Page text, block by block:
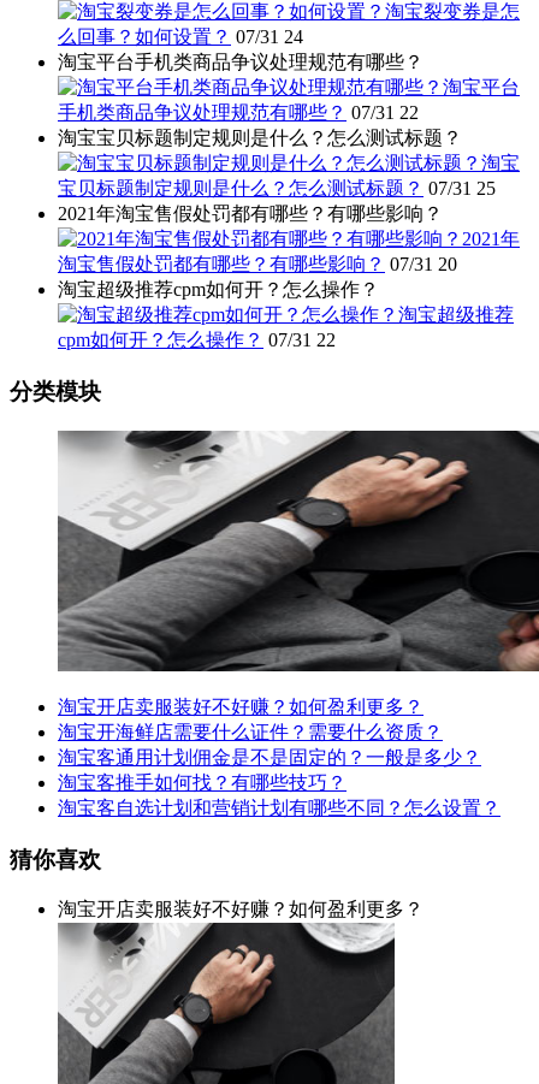
淘宝裂变券是怎
么回事？如何设置？ 07/31 24
淘宝平台手机类商品争议处理规范有哪些？
淘宝平台
手机类商品争议处理规范有哪些？ 07/31 22
淘宝宝贝标题制定规则是什么？怎么测试标题？
淘宝
宝贝标题制定规则是什么？怎么测试标题？ 07/31 25
2021年淘宝售假处罚都有哪些？有哪些影响？
2021年
淘宝售假处罚都有哪些？有哪些影响？ 07/31 20
淘宝超级推荐cpm如何开？怎么操作？
淘宝超级推荐
cpm如何开？怎么操作？ 07/31 22
分类模块
淘宝开店卖服装好不好赚？如何盈利更多？
淘宝开海鲜店需要什么证件？需要什么资质？
淘宝客通用计划佣金是不是固定的？一般是多少？
淘宝客推手如何找？有哪些技巧？
淘宝客自选计划和营销计划有哪些不同？怎么设置？
猜你喜欢
淘宝开店卖服装好不好赚？如何盈利更多？